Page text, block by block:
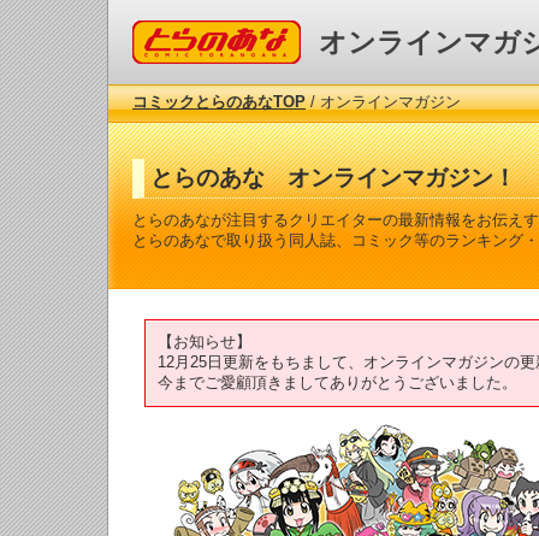
コミックとらのあな オンラインマガ
コミックとらのあなTOP/ オンラインマガジン
とらのあな オンラインマガジン！
とらのあなが注目するクリエイターの最新情報をお伝え
とらのあなで取り扱う同人誌、コミック等のランキング
【お知らせ】
12月25日更新をもちまして、オンラインマガジンの
今までご愛顧頂きましてありがとうございました。